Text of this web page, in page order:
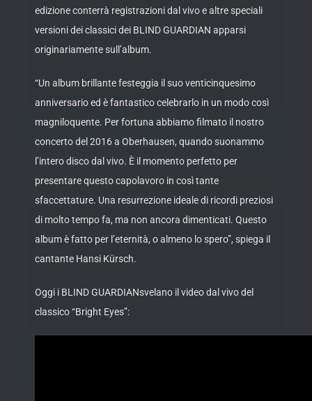
edizione conterrà registrazioni dal vivo e altre speciali
versioni dei classici dei BLIND GUARDIAN apparsi
originariamente sull’album.
“Un album brillante festeggia il suo venticinquesimo
anniversario ed è fantastico celebrarlo in un modo così
magniloquente. Per fortuna abbiamo filmato il nostro
concerto del 2016 a Oberhausen, quando suonammo
l’intero disco dal vivo. È il momento perfetto per
presentare questo capolavoro in così tante
sfaccettature. Una resurrezione ideale di ricordi preziosi
di molto tempo fa, ma non ancora dimenticati. Questo
album è fatto per l’eternità, o almeno lo spero”, spiega il
cantante Hansi Kürsch.
Oggi i BLIND GUARDIANsvelano il video dal vivo del
classico “Bright Eyes”: